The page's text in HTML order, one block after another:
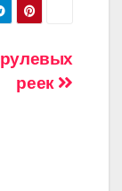
реек